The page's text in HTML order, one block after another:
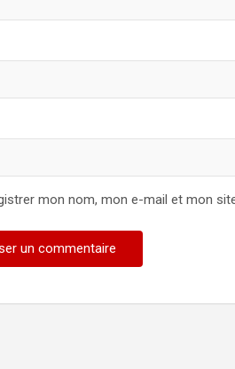
mon nom, mon e-mail et mon